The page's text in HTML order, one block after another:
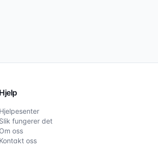
Hjelp
Hjelpesenter
Slik fungerer det
Om oss
Kontakt oss